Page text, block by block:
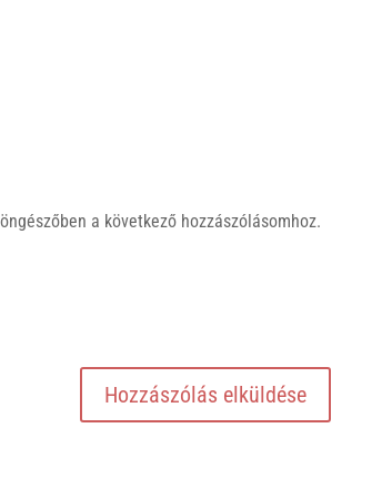
a következő hozzászólásomhoz.